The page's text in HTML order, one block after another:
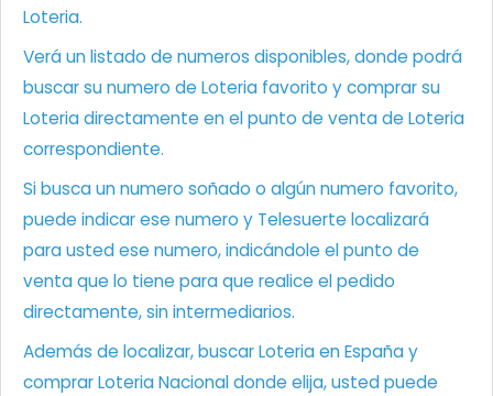
Loteria.
Verá un listado de numeros disponibles, donde podrá
buscar su numero de Loteria favorito y comprar su
Loteria directamente en el punto de venta de Loteria
correspondiente.
Si busca un numero soñado o algún numero favorito,
puede indicar ese numero y Telesuerte localizará
para usted ese numero, indicándole el punto de
venta que lo tiene para que realice el pedido
directamente, sin intermediarios.
Además de localizar, buscar Loteria en España y
comprar Loteria Nacional donde elija, usted puede